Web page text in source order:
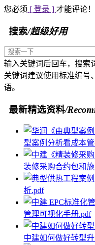
您必须 [ 登录 ] 才能评论！
搜索/超级好用
输入关键词后回车，搜索
关键词建议使用标准编号
语。
最新精选资料/
型案例分析看成本
装修采购合约包和
析.pdf
管理可视化手册.pdf
中建如何做好转型